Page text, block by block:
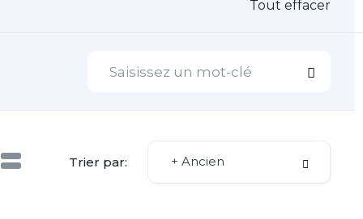
Tout effacer
Trier par: + Ancien